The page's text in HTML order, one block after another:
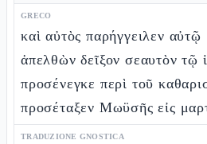
GRECO
καὶ αὐτὸς παρήγγειλεν αὐτῷ
ἀπελθὼν δεῖξον σεαυτὸν τῷ
προσένεγκε περὶ τοῦ
προσέταξεν Μωϋσῆς εἰς
TRADUZIONE GNOSTICA